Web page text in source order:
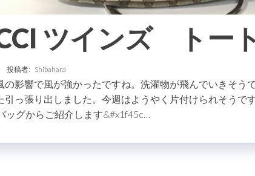
ツインズ トー
投稿者: Shibahara
の影響で風が強かったですね。洗濯物が飛んでいきそう
引っ張り出しました。今週はようやく片付けられそうで
ッグからご紹介します&#x1f45c…